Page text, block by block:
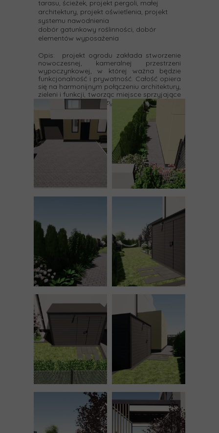
tarasu, ścieżek, projekt pergoli, małej
architektury, projekt oświetlenia, projekt
systemu nawodnienia
dobór gatunkowy roślinności, dobór
elementów wyposażenia
Opis: projekt ogrodu zakłada stworzenie
nowoczesnej, kameralnej przestrzeni
wypoczynkowej, w której ważna będzie
funkcjonalność i prywatność. Całość opiera
się na harmonijnym połączeniu architektury,
zieleni i funkcji, tworząc miejsce sprzyjające
codziennemu wypoczynkowi i regeneracji.